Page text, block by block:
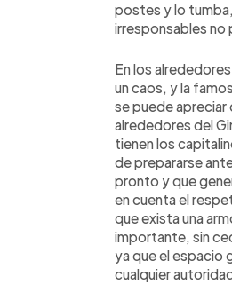
postes y lo
irresponsables no
En los
un caos, y la
se puede apreciar
alrededores del
tienen los
de prepararse
pronto y que
en cuenta el
que exista una
importante, sin
ya que el espacio
cualquier